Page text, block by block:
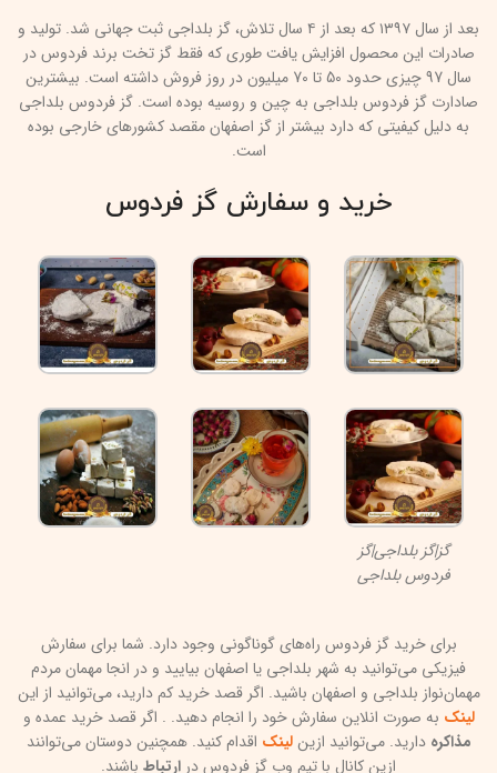
بعد از سال ۱۳۹۷ که بعد از ۴ سال تلاش، گز بلداجی ثبت جهانی شد. تولید و
صادرات این محصول افزایش یافت طوری که فقط گز تخت برند فردوس در
سال 97 چیزی حدود 50 تا 70 میلیون در روز فروش داشته است. بیشترین
صادارت گز فردوس بلداجی به چین و روسیه بوده است. گز فردوس بلداجی
به دلیل کیفیتی که دارد بیشتر از گز اصفهان مقصد کشورهای خارجی بوده
است.
خرید و سفارش گز فردوس
گز|گز بلداجی|گز
فردوس بلداجی
برای خرید گز فردوس راه‌های گوناگونی وجود دارد. شما برای سفارش
فیزیکی می‌توانید به شهر بلداجی یا اصفهان بیایید و در انجا مهمان مردم
مهمان‌نواز بلداجی و اصفهان باشید. اگر قصد خرید کم دارید، می‌توانید از این
لینک به صورت انلاین سفارش خود را انجام دهید. . اگر قصد خرید عمده و
مذاکره دارید. می‌توانید ازینلینک اقدام کنید. همچنین دوستان می‌توانند
ازین کانال با تیم وب گز فردوس درارتباط باشند.